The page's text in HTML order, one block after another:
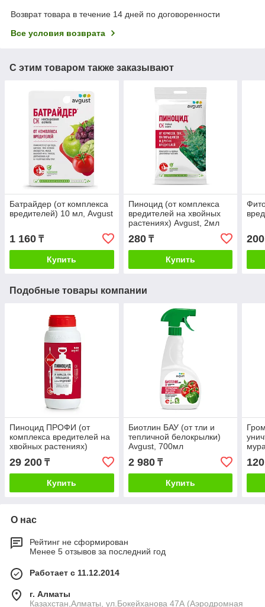
Возврат товара в течение 14 дней по договоренности
Все условия возврата
С этим товаром также заказывают
Батрайдер (от комплекса
вредителей) 10 мл, Avgust
1 160 ₸
Купить
Пиноцид (от комплекса
вредителей на хвойных
растениях) Avgust, 2мл
280₸
Купить
200
Подобные товары компании
Пиноцид ПРОФИ (от
комплекса вредителей на
хвойных растениях)
29 200 ₸
Купить
Биотлин БАУ (от тли и
тепличной белокрылки)
Avgust, 700мл
2 980₸
Купить
120
О нас
Рейтинг не сформирован
Менее 5 отзывов за последний год
Работает с 11.12.2014
г. Алматы
Казахстан,Алматы, ул.Бокейханова 47А (Аэродромная